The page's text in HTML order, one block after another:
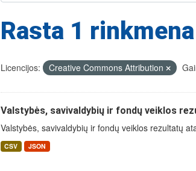
Rasta 1 rinkmena
Licencijos: Creative Commons Attribution
Valstybės, savivaldybių ir fondų veiklos
Valstybės, savivaldybių ir fondų veiklos rezultatų
CSV JSON